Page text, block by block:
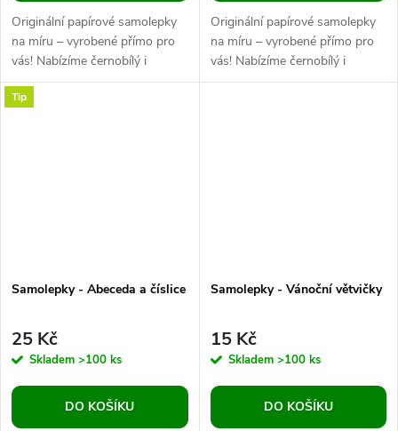
Originální papírové samolepky
na míru – vyrobené přímo pro
vás! Nabízíme černobílý i
barevný tisk podle vašeho
zadání. Potřebujete samolepky
Originální papírové samolepky
na míru – vyrobené přímo pro
vás! Nabízíme černobílý i
barevný tisk podle vašeho
Tip
Samolepky - Abeceda a číslice
25 Kč
Skladem >100 ks
DO KOŠÍKU
Samolepky - Vánoční větvičky
15 Kč
Skladem >100 ks
DO KOŠÍKU